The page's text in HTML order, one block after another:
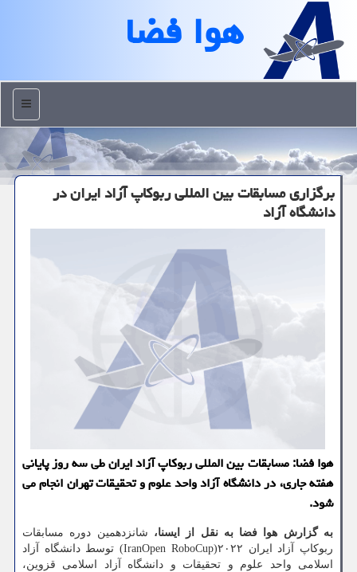
هوا فضا
منو
برگزاری مسابقات بین المللی ربوکاپ آزاد ایران در
دانشگاه آزاد
هوا فضا: مسابقات بین المللی ربوکاپ آزاد ایران طی سه روز پایانی
هفته جاری، در دانشگاه آزاد واحد علوم و تحقیقات تهران انجام می
شود.
به گزارش هوا فضا به نقل از ایسنا، شانزدهمین دوره مسابقات
ربوکاپ آزاد ایران ۲۰۲۲(IranOpen RoboCup) توسط دانشگاه آزاد
اسلامی واحد علوم و تحقیقات و دانشگاه آزاد اسلامی قزوین،